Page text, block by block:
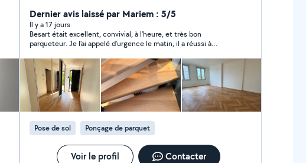
priorité : un travail soigné, durable et de haute qualité.
Nous utilisons exclusivement des produits haut de
gamme Blanchon, classés A+, pour garantir un résultat
impeccable et respectueux de votre intérieur. Nos
spécialités : Ponçage et vitrification de tous types de
parquets et escaliers Ponceuses et monobrosses
professionnelles hautes performances pour une finition
parfaite Ponçage propre, sans poussière, grâce à un
système d'aspiration dernière génération Choix de
finitions : mat, satiné, brillant ou aspect naturel Devis
gratuit et sans engagement Faites confiance à un
professionnel du parquet pour un résultat à la hauteur
de vos attentes.
Dernier avis laissé par Mariem : 5/5
Il y a 17 jours
Besart était excellent, convivial, à l’heure, et très bon
parqueteur. Je l’ai appelé d’urgence le matin, il a réussi à
chambres avant son départ en vacance.
Pose de sol Ponçage de parquet
Voir le profil Contacter